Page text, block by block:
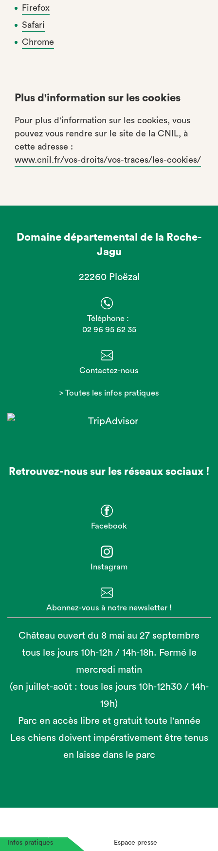
Firefox
Safari
Chrome
Plus d'information sur les cookies
Pour plus d'information sur les cookies, vous
pouvez vous rendre sur le site de la CNIL, à
cette adresse :
www.cnil.fr/vos-droits/vos-traces/les-cookies/
Domaine départemental de la Roche-
Jagu
22260 Ploëzal
Téléphone :
02 96 95 62 35
Contactez-nous
> Toutes les infos pratiques
Retrouvez-nous sur les réseaux sociaux !
Facebook
Instagram
Abonnez-vous à notre newsletter !
Château ouvert du 8 mai au 27 septembre
tous les jours 10h-12h / 14h-18h. Fermé le
mercredi matin
(en juillet-août : tous les jours 10h-12h30 / 14h-
19h)
Parc en accès libre et gratuit toute l'année
Les chiens doivent impérativement être tenus
en laisse dans le parc
Infos pratiques Espace presse